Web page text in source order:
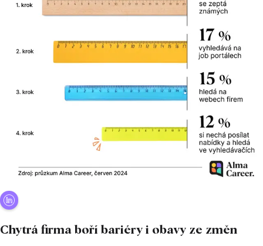
Chytrá firma boří bariéry i obavy ze změn